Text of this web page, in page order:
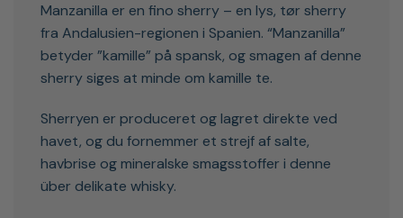
Manzanilla er en fino sherry – en lys, tør sherry
fra Andalusien-regionen i Spanien. “Manzanilla”
betyder ”kamille” på spansk, og smagen af denne
sherry siges at minde om kamille te.
Sherryen er produceret og lagret direkte ved
havet, og du fornemmer et strejf af salte,
havbrise og mineralske smagsstoffer i denne
über delikate whisky.